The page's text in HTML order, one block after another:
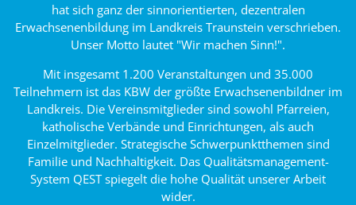
hat sich ganz der sinnorientierten, dezentralen
Erwachsenenbildung im Landkreis Traunstein verschrieben.
Unser Motto lautet "Wir machen Sinn!".
Mit insgesamt 1.200 Veranstaltungen und 35.000
Teilnehmern ist das KBW der größte Erwachsenenbildner im
Landkreis. Die Vereinsmitglieder sind sowohl Pfarreien,
katholische Verbände und Einrichtungen, als auch
Einzelmitglieder. Strategische Schwerpunktthemen sind
Familie und Nachhaltigkeit. Das Qualitätsmanagement-
System QEST spiegelt die hohe Qualität unserer Arbeit
wider.